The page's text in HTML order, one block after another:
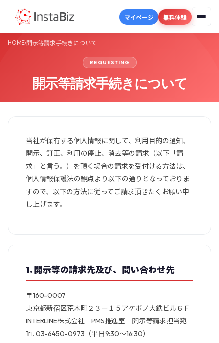
マイページ 無料体験
HOME›開示等請求手続きについて
REQUESTING
開示等請求手続きについて
当社が保有する個人情報に関して、利用目的の通知、
開示、訂正、利用の停止、消去等の請求（以下「請
求」と言う。）を頂く場合の請求を受付ける方法は、
個人情報保護法の観点より以下の通りとなっておりま
すので、以下の方法に従ってご請求頂きたくお願い申
し上げます。
1. 開示等の請求先及び、問い合わせ先
〒160-0007
東京都新宿区荒木町２３ー１５アケボノ大鉄ビル６Ｆ
INTERLINE株式会社 PMS推進室 開示等請求担当宛
℡. 03-6450-0973（平日9:30～16:30）